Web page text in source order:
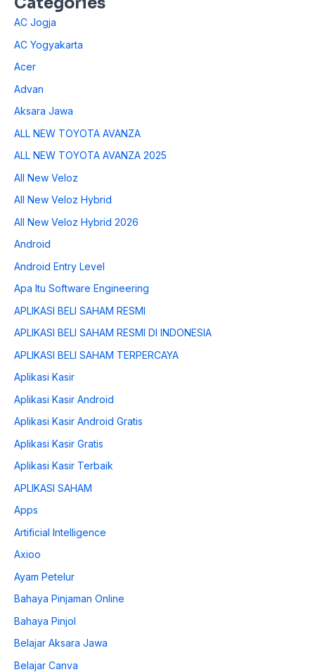
AC Jogja
AC Yogyakarta
Acer
Advan
Aksara Jawa
ALL NEW TOYOTA AVANZA
ALL NEW TOYOTA AVANZA 2025
All New Veloz
All New Veloz Hybrid
All New Veloz Hybrid 2026
Android
Android Entry Level
Apa Itu Software Engineering
APLIKASI BELI SAHAM RESMI
APLIKASI BELI SAHAM RESMI DI INDONESIA
APLIKASI BELI SAHAM TERPERCAYA
Aplikasi Kasir
Aplikasi Kasir Android
Aplikasi Kasir Android Gratis
Aplikasi Kasir Gratis
Aplikasi Kasir Terbaik
APLIKASI SAHAM
Apps
Artificial Intelligence
Axioo
Ayam Petelur
Bahaya Pinjaman Online
Bahaya Pinjol
Belajar Aksara Jawa
Belajar Canva